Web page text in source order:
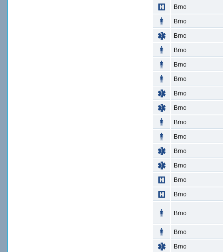
Brno
Brno
Brno
Brno
Brno
Brno
Brno
Brno
Brno
Brno
Brno
Brno
Brno
Brno
Brno
Brno
Brno